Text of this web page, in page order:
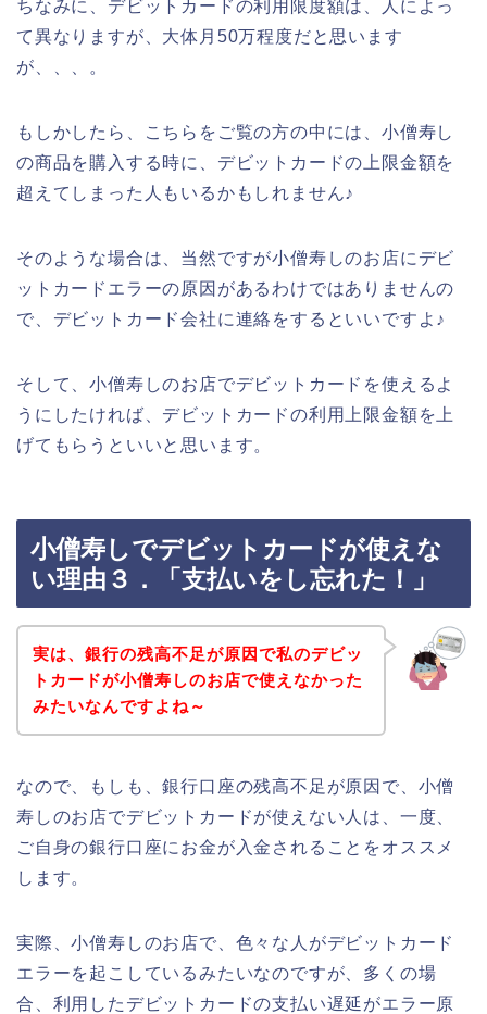
ちなみに、デビットカードの利用限度額は、人によっ
て異なりますが、大体月50万程度だと思います
が、、、。
もしかしたら、こちらをご覧の方の中には、小僧寿し
の商品を購入する時に、デビットカードの上限金額を
超えてしまった人もいるかもしれません♪
そのような場合は、当然ですが小僧寿しのお店にデビ
ットカードエラーの原因があるわけではありませんの
で、デビットカード会社に連絡をするといいですよ♪
そして、小僧寿しのお店でデビットカードを使えるよ
うにしたければ、デビットカードの利用上限金額を上
げてもらうといいと思います。
小僧寿しでデビットカードが使えな
い理由３．「支払いをし忘れた！」
実は、銀行の残高不足が原因で私のデビッ
トカードが小僧寿しのお店で使えなかった
みたいなんですよね～
なので、もしも、銀行口座の残高不足が原因で、小僧
寿しのお店でデビットカードが使えない人は、一度、
ご自身の銀行口座にお金が入金されることをオススメ
します。
実際、小僧寿しのお店で、色々な人がデビットカード
エラーを起こしているみたいなのですが、多くの場
合、利用したデビットカードの支払い遅延がエラー原